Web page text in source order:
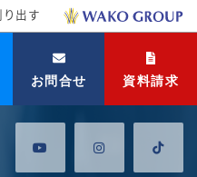
出す
お問合せ 資料請求